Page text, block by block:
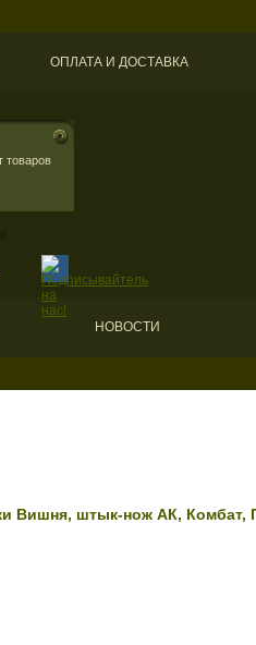
ОПЛАТА И ДОСТАВКА
товаров
НОВОСТИ
Вишня, штык-нож АК, Комбат,